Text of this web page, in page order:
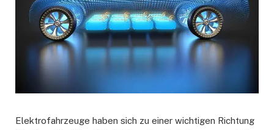
Elektrofahrzeuge haben sich zu einer wichtigen Richtung